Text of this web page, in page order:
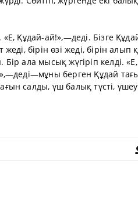
Құдай-ай!»,—деді. Бізге
бірін өзі жеді, бірін алып
Бір ала мысық жүгіріп келді.
берген Құдай
салды, үш балық түсті,